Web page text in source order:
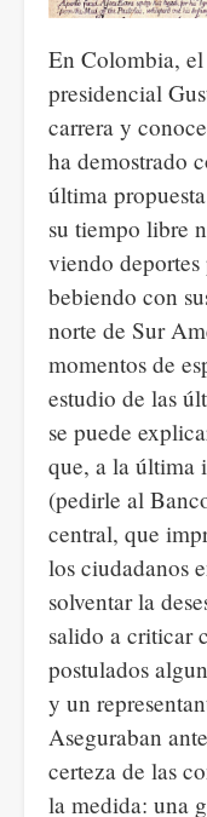
En Colombia,
presidencial
carrera y
ha demostrado
última
su tiempo libre
viendo
bebiendo con
norte de Sur
momentos de
estudio de las
se puede
que, a la última
(pedirle al
central, que
los ciudadanos
solventar la
salido a criticar
postulados
y un
Aseguraban
certeza de las
la medida: una